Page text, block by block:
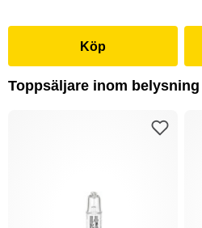
Köp
Toppsäljare inom belysning